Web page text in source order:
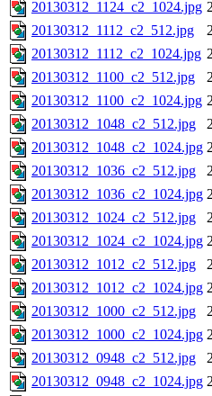
20130312_1124_c2_1024.jpg
20130312_1112_c2_512.jpg
20130312_1112_c2_1024.jpg
20130312_1100_c2_512.jpg
20130312_1100_c2_1024.jpg
20130312_1048_c2_512.jpg
20130312_1048_c2_1024.jpg
20130312_1036_c2_512.jpg
20130312_1036_c2_1024.jpg
20130312_1024_c2_512.jpg
20130312_1024_c2_1024.jpg
20130312_1012_c2_512.jpg
20130312_1012_c2_1024.jpg
20130312_1000_c2_512.jpg
20130312_1000_c2_1024.jpg
20130312_0948_c2_512.jpg
20130312_0948_c2_1024.jpg